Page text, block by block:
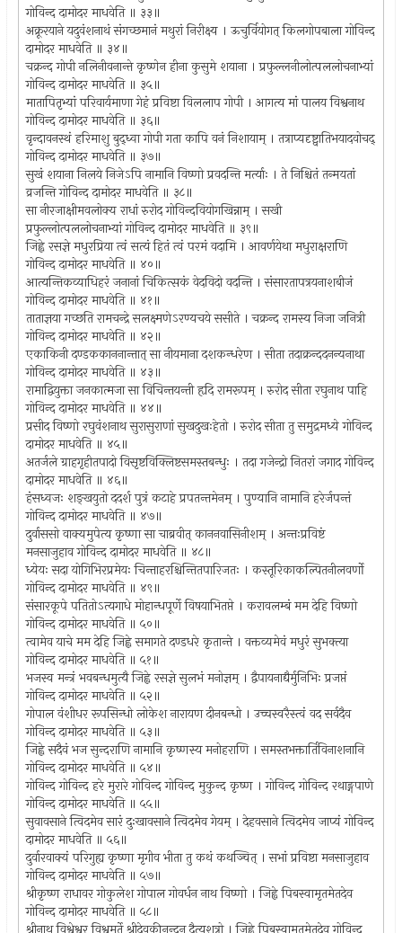
गोविन्द दामोदर माधवेति ॥ ३३॥
अक्रूरयाने यदुवंशनाथं संगच्छमानं मथुरां निरीक्ष्य । ऊचुर्वियोगत् किलगोपबाला गोविन्द
दामोदर माधवेति ॥ ३४॥
चक्रन्द गोपी नलिनीवनान्ते कृष्णेन हीना कुसुमे शयाना । प्रफुल्लनीलोत्पललोचनाभ्यां
गोविन्द दामोदर माधवेति ॥ ३५॥
मातापितृभ्यां परिवार्यमाणा गेहं प्रविष्टा विललाप गोपी । आगत्य मां पालय विश्वनाथ
गोविन्द दामोदर माधवेति ॥ ३६॥
वृन्दावनस्थं हरिमाशु बुद्ध्वा गोपी गता कापि वनं निशायाम् । तत्राप्यदृष्ट्वातिभयादवोचद्
गोविन्द दामोदर माधवेति ॥ ३७॥
सुखं शयाना निलये निजेऽपि नामानि विष्णो प्रवदन्ति मर्त्याः । ते निश्चितं तन्मयतां
व्रजन्ति गोविन्द दामोदर माधवेति ॥ ३८॥
सा नीरजाक्षीमवलोक्य राधां रुरोद गोविन्दवियोगखिन्नाम् । सखी
प्रफुल्लोत्पललोचनाभ्यां गोविन्द दामोदर माधवेति ॥ ३९॥
जिह्वे रसज्ञे मधुरप्रिया त्वं सत्यं हितं त्वं परमं वदामि । आवर्णयेथा मधुराक्षराणि
गोविन्द दामोदर माधवेति ॥ ४०॥
आत्यन्तिकव्याधिहरं जनानां चिकित्सकं वेदविदो वदन्ति । संसारतापत्रयनाशबीजं
गोविन्द दामोदर माधवेति ॥ ४१॥
ताताज्ञया गच्छति रामचन्द्रे सलक्ष्मणेऽरण्यचये ससीते । चक्रन्द रामस्य निजा जनित्री
गोविन्द दामोदर माधवेति ॥ ४२॥
एकाकिनी दण्डककाननान्तात् सा नीयमाना दशकन्धरेण । सीता तदाक्रन्ददनन्यनाथा
गोविन्द दामोदर माधवेति ॥ ४३॥
रामाद्वियुक्ता जनकात्मजा सा विचिन्तयन्ती हृदि रामरूपम् । रुरोद सीता रघुनाथ पाहि
गोविन्द दामोदर माधवेति ॥ ४४॥
प्रसीद विष्णो रघुवंशनाथ सुरासुराणां सुखदुखःहेतो । रुरोद सीता तु समुद्रमध्ये गोविन्द
दामोदर माधवेति ॥ ४५॥
अतर्जले ग्राहगृहीतपादो विसृष्टविक्लिष्टसमस्तबन्धुः । तदा गजेन्द्रो नितरां जगाद गोविन्द
दामोदर माधवेति ॥ ४६॥
हंसध्वजः शङ्खयुतो ददर्श पुत्रं कटाहे प्रपतन्तमेनम् । पुण्यानि नामानि हरेर्जपन्तं
गोविन्द दामोदर माधवेति ॥ ४७॥
दुर्वाससो वाक्यमुपेत्य कृष्णा सा चाब्रवीत् काननवासिनीशम् । अन्तःप्रविष्टं
मनसाजुहाव गोविन्द दामोदर माधवेति ॥ ४८॥
ध्येयः सदा योगिभिरप्रमेयः चिन्ताहरश्चिन्तितपारिजतः । कस्तूरिकाकल्पितनीलवर्णो
गोविन्द दामोदर माधवेति ॥ ४९॥
संसारकूपे पतितोऽत्यगाधे मोहान्धपूर्णे विषयाभितप्ते । करावलम्बं मम देहि विष्णो
गोविन्द दामोदर माधवेति ॥ ५०॥
त्वामेव याचे मम देहि जिह्वे समागते दण्डधरे कृतान्ते । वक्तव्यमेवं मधुरं सुभक्त्या
गोविन्द दामोदर माधवेति ॥ ५१॥
भजस्व मन्त्रं भवबन्धमुत्यै जिह्वे रसज्ञे सुलभं मनोज्ञम् । द्वैपायनाद्यैर्मुनिभिः प्रजप्तं
गोविन्द दामोदर माधवेति ॥ ५२॥
गोपाल वंशीधर रूपसिन्धो लोकेश नारायण दीनबन्धो । उच्चस्वरैस्त्वं वद सर्वदैव
गोविन्द दामोदर माधवेति ॥ ५३॥
जिह्वे सदैवं भज सुन्दराणि नामानि कृष्णस्य मनोहराणि । समस्तभक्तार्तिविनाशनानि
गोविन्द दामोदर माधवेति ॥ ५४॥
गोविन्द गोविन्द हरे मुरारे गोविन्द गोविन्द मुकुन्द कृष्ण । गोविन्द गोविन्द रथाङ्गपाणे
गोविन्द दामोदर माधवेति ॥ ५५॥
सुवावसाने त्विदमेव सारं दुःखावसाने त्विदमेव गेयम् । देहवसाने त्विदमेव जाप्यं गोविन्द
दामोदर माधवेति ॥ ५६॥
दुर्वारवाक्यं परिगुह्य कृष्णा मृगीव भीता तु कथं कथञ्चित् । सभां प्रविष्टा मनसाजुहाव
गोविन्द दामोदर माधवेति ॥ ५७॥
श्रीकृष्ण राधावर गोकुलेश गोपाल गोवर्धन नाथ विष्णो । जिह्वे पिबस्वामृतमेतदेव
गोविन्द दामोदर माधवेति ॥ ५८॥